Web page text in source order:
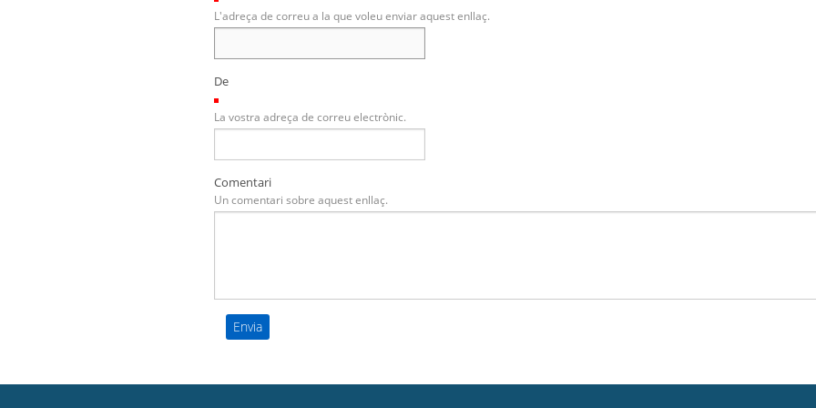
L'adreça de correu a la que voleu enviar aquest enllaç.
De
La vostra adreça de correu electrònic.
Comentari
Un comentari sobre aquest enllaç.